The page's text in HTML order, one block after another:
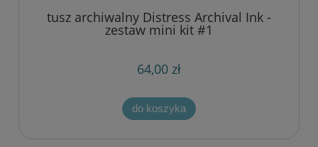
tusz archiwalny Distress Archival Ink -
zestaw mini kit #1
64,00 zł
do koszyka